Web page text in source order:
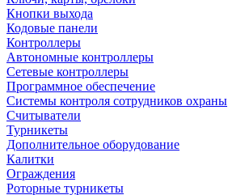
Кнопки выхода
Кодовые панели
Контроллеры
Автономные контроллеры
Сетевые контроллеры
Программное обеспечение
Системы контроля сотрудников охраны
Считыватели
Турникеты
Дополнительное оборудование
Калитки
Ограждения
Роторные турникеты